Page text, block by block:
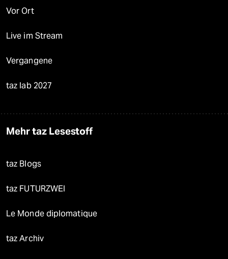
Vor Ort
Live im Stream
Vergangene
taz lab 2027
Mehr taz Lesestoff
taz Blogs
taz FUTURZWEI
Le Monde diplomatique
taz Archiv